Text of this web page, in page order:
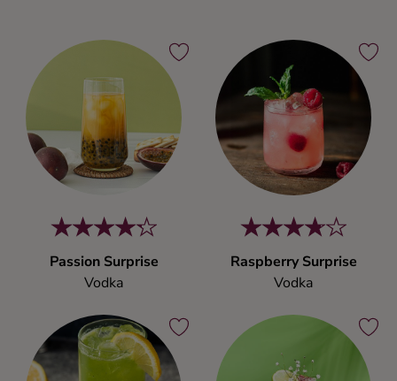
Passion Surprise
Vodka
Raspberry Surprise
Vodka